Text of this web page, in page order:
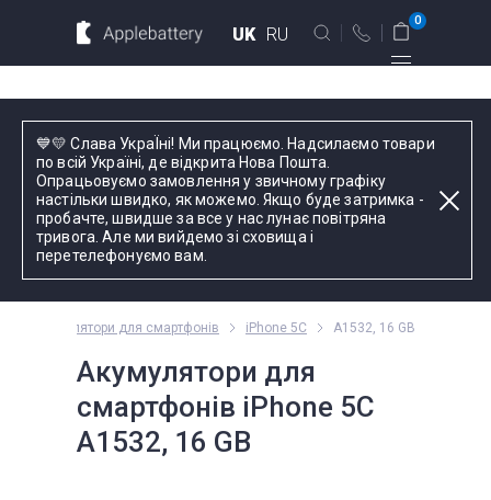
💙💛 Слава УкраЇні! Ми працюємо. Надсилаємо товари
по всій Україні, де відкрита Нова Пошта.
Опрацьовуємо замовлення у звичному графіку
настільки швидко, як можемо. Якщо буде затримка -
пробачте, швидше за все у нас лунає повітряна
тривога. Але ми вийдемо зі сховища і
перетелефонуємо вам.
UK RU
вул. Голосіївська 17, оф. 104
+38 044 339 57 83
Зворотний дзвінок
Пн-Пт:
оформлення
телефоном
0
Для планшетов
Введіть назву пристрою, модель або серію
Комплектуючі
Акумулятори для смартфонів iPhone 5C A1532, 16 GB
Акумулятори для
смартфонів iPhone 5C
A1532, 16 GB